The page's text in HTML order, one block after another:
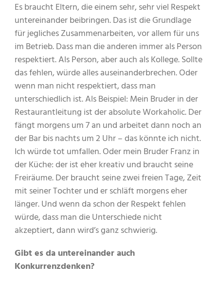
Es braucht Eltern, die einem sehr, sehr viel Respekt
untereinander beibringen. Das ist die Grundlage
für jegliches Zusammenarbeiten, vor allem für uns
im Betrieb. Dass man die anderen immer als Person
respektiert. Als Person, aber auch als Kollege. Sollte
das fehlen, würde alles auseinanderbrechen. Oder
wenn man nicht respektiert, dass man
unterschiedlich ist. Als Beispiel: Mein Bruder in der
Restaurantleitung ist der absolute Workaholic. Der
fängt morgens um 7 an und arbeitet dann noch an
der Bar bis nachts um 2 Uhr – das könnte ich nicht.
Ich würde tot umfallen. Oder mein Bruder Franz in
der Küche: der ist eher kreativ und braucht seine
Freiräume. Der braucht seine zwei freien Tage, Zeit
mit seiner Tochter und er schläft morgens eher
länger. Und wenn da schon der Respekt fehlen
würde, dass man die Unterschiede nicht
akzeptiert, dann wird’s ganz schwierig.
Gibt es da untereinander auch
Konkurrenzdenken?